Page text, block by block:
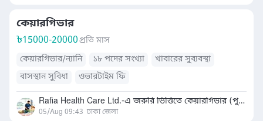
কেয়ারগিভার
৳15000-20000প্রতি মাস
কেয়ারগিভার/ন্যানি
১৮ পদের সংখ্যা
খাবারের সুব্যবস্থা
বাসস্থান সুবিধা
ওভারটাইম ফি
Rafia Health Care Ltd.-এ জরুরি ভিত্তিতে কেয়ারগিভার (পুরুষ/মহিলা)
05/Aug 09:43 ঢাকা জেলা